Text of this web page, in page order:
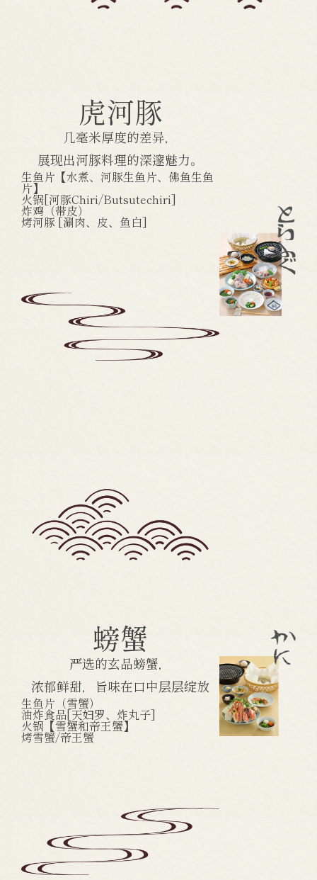
虎河豚
几毫米厚度的差异，
展现出河豚料理的深邃魅力。
生鱼片【水煮、河豚生鱼片、佛鱼生鱼
片】
火锅[河豚Chiri/Butsutechiri]
炸鸡（带皮）
烤河豚 [涮肉、皮、鱼白]
螃蟹
严选的玄品螃蟹，
浓郁鲜甜，旨味在口中层层绽放
生鱼片（雪蟹）
油炸食品[天妇罗、炸丸子]
火锅【雪蟹和帝王蟹】
烤雪蟹/帝王蟹